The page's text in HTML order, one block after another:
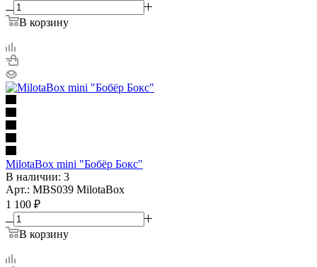
В корзину
MilotaBox mini "Бобёр Бокс"
В наличии: 3
Арт.: MBS039 MilotaBox
1 100 ₽
В корзину